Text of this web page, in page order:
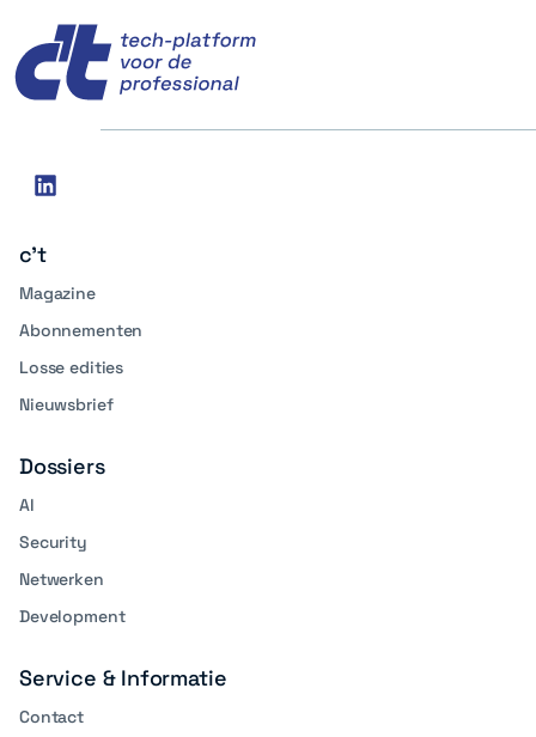
Social
linkedin
c't
Magazine
Abonnementen
Losse edities
Nieuwsbrief
Dossiers
AI
Security
Netwerken
Development
Service & Informatie
Contact